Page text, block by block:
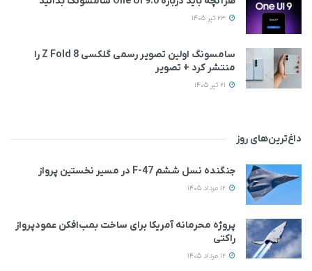
سامسونگ اولین تصویر رسمی گلکسی Z Fold 8 را
منتشر کرد + تصویر
داغ‌ترین‌های روز
جنگنده نسل ششم F-47 در مسیر نخستین پرواز
پروژه محرمانه آمریکا برای ساخت بمب‌افکن عمودپرواز
راکتی